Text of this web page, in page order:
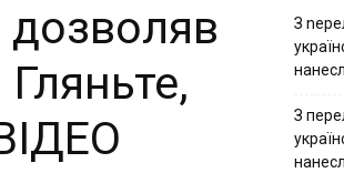
дозволяв
Гляньте,
З
З